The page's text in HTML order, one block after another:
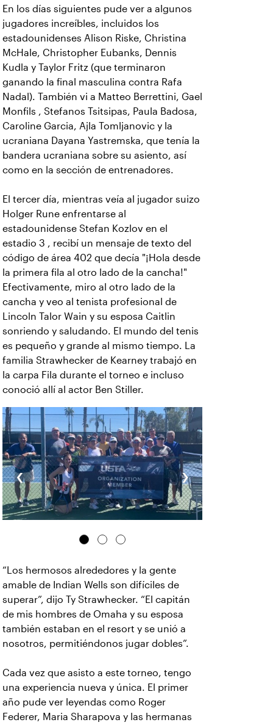
En los días siguientes pude ver a algunos
jugadores increíbles, incluidos los
estadounidenses Alison Riske, Christina
McHale, Christopher Eubanks, Dennis
Kudla y Taylor Fritz (que terminaron
ganando la final masculina contra Rafa
Nadal). También vi a Matteo Berrettini, Gael
Monfils , Stefanos Tsitsipas, Paula Badosa,
Caroline Garcia, Ajla Tomljanovic y la
ucraniana Dayana Yastremska, que tenía la
bandera ucraniana sobre su asiento, así
como en la sección de entrenadores.
El tercer día, mientras veía al jugador suizo
Holger Rune enfrentarse al
estadounidense Stefan Kozlov en el
estadio 3 , recibí un mensaje de texto del
código de área 402 que decía "¡Hola desde
la primera fila al otro lado de la cancha!"
Efectivamente, miro al otro lado de la
cancha y veo al tenista profesional de
Lincoln Talor Wain y su esposa Caitlin
sonriendo y saludando. El mundo del tenis
es pequeño y grande al mismo tiempo. La
familia Strawhecker de Kearney trabajó en
la carpa Fila durante el torneo e incluso
conoció allí al actor Ben Stiller.
‹ ›
“Los hermosos alrededores y la gente
amable de Indian Wells son difíciles de
superar”, dijo Ty Strawhecker. “El capitán
de mis hombres de Omaha y su esposa
también estaban en el resort y se unió a
nosotros, permitiéndonos jugar dobles”.
Cada vez que asisto a este torneo, tengo
una experiencia nueva y única. El primer
año pude ver leyendas como Roger
Federer, Maria Sharapova y las hermanas